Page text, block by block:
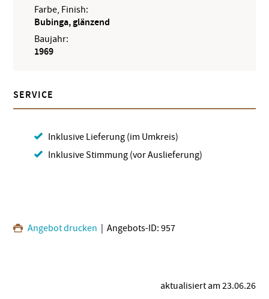
Farbe, Finish:
Bubinga, glänzend
Baujahr:
1969
SERVICE
Inklusive Lieferung (im Umkreis)
Inklusive Stimmung (vor Auslieferung)
Angebot drucken | Angebots-ID: 957
aktualisiert am 23.06.26